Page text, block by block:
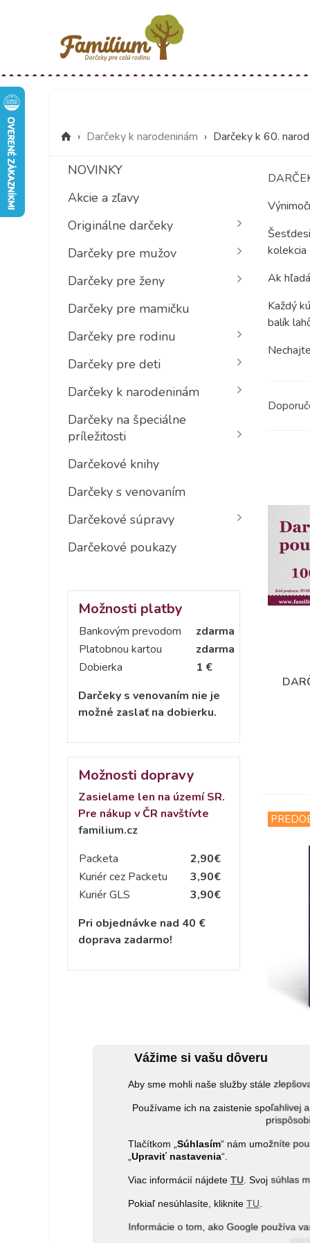
Vážime si vašu dôveru
Aby sme mohli naše služby stále
Používame ich na zaistenie spoľahlivej
Tlačítkom „Súhlasím“ nám umožníte
„Upraviť nastavenia“.
Viac informácií nájdete TU . Svoj súhlas
Pokiaľ nesúhlasíte, klikniteTU
Informácie o tom, ako Google používa
› Darčeky k narodeninám › Darčeky k 60.
NOVINKY
Akcie a zľavy
Originálne darčeky
Darčeky pre mužov
Darčeky pre ženy
Darčeky pre mamičku
Darčeky pre rodinu
Darčeky pre deti
Darčeky k narodeninám
Darčeky na špeciálne
príležitosti
Darčekové knihy
Darčeky s venovaním
Darčekové súpravy
Darčekové poukazy
Možnosti platby
Bankovým prevodom
zdarma
Platobnou kartou
zdarma
Dobierka
1 €
Darčeky s venovaním nie je
možné zaslať na dobierku.
Možnosti dopravy
Zasielame len na území SR.
Pre nákup v ČR navštívte
familium.cz
Packeta
2,90€
Kuriér cez Packetu
3,90€
Kuriér GLS
3,90€
Pri objednávke nad 40 €
doprava zadarmo!
kolekcia
Ak
Každý
balík